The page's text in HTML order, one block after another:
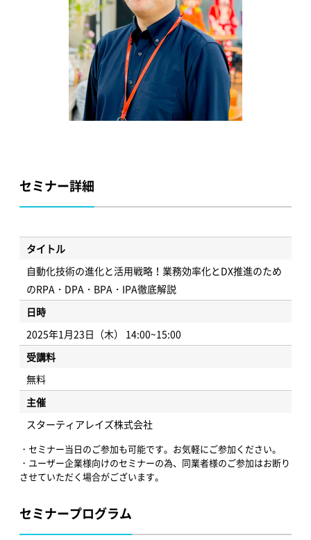
セミナー詳細
タイトル
自動化技術の進化と活用戦略！業務効率化とDX推進のため
のRPA・DPA・BPA・IPA徹底解説
日時
2025年1月23日（木） 14:00~15:00
受講料
無料
主催
スターティアレイズ株式会社
・セミナー当日のご参加も可能です。お気軽にご参加ください。
・ユーザー企業様向けのセミナーの為、同業者様のご参加はお断り
させていただく場合がございます。
セミナープログラム